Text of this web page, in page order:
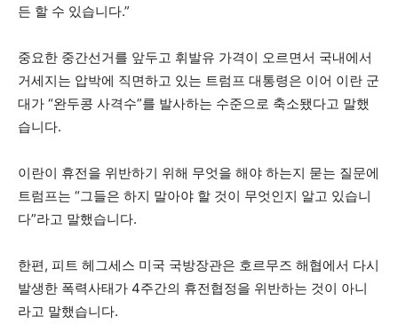
든 할 수 있습니다.”
중요한 중간선거를 앞두고 휘발유 가격이 오르면서 국내에서
거세지는 압박에 직면하고 있는 트럼프 대통령은 이어 이란 군
대가 “완두콩 사격수”를 발사하는 수준으로 축소됐다고 말했
습니다.
이란이 휴전을 위반하기 위해 무엇을 해야 하는지 묻는 질문에
트럼프는 “그들은 하지 말아야 할 것이 무엇인지 알고 있습니
다”라고 말했습니다.
한편, 피트 헤그세스 미국 국방장관은 호르무즈 해협에서 다시
발생한 폭력사태가 4주간의 휴전협정을 위반하는 것이 아니
라고 말했습니다.